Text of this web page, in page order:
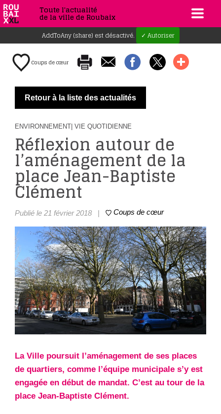
Toute l'actualité
de la ville de Roubaix
AddToAny (share) est désactivé. ✓ Autoriser
Coups de cœur
Retour à la liste des actualités
ENVIRONNEMENT | VIE QUOTIDIENNE
Réflexion autour de
l’aménagement de la
place Jean-Baptiste
Clément
Publié le 21 février 2018 | Coups de cœur
La Ville poursuit l’aménagement de ses places
de quartiers, comme l’équipe municipale s’y est
engagée en début de mandat. C’est au tour de la
place Jean-Baptiste Clément.